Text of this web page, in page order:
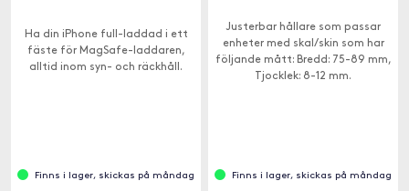
Ha din iPhone full-laddad i ett
fäste för MagSafe-laddaren,
alltid inom syn- och räckhåll.
Finns i lager, skickas på måndag
Justerbar hållare som passar
enheter med skal/skin som har
följande mått: Bredd: 75-89 mm,
Tjocklek: 8-12 mm.
Finns i lager, skickas på måndag